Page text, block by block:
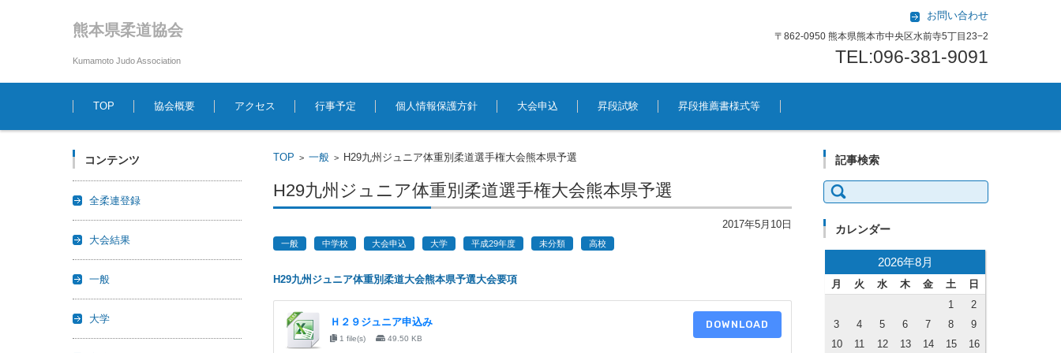
熊本県柔道協会
Kumamoto Judo Association
お問い合わせ
〒862-0950 熊本県熊本市中央区水前寺5丁目23−2
TEL:096-381-9091
コンテンツに移動
TOP
協会概要 アクセス 行事予定 個人情報保護方針 大会申込 昇段試験 昇段推薦書様式等
TOP >一般 > H29九州ジュニア体重別柔道選手権大会熊本県予選
H29九州ジュニア体重別柔道選手権大会熊本県予選
2017年5月10日
一般 中学校 大会申込 大学 平成29年度 未分類 高校
H29九州ジュニア体重別柔道大会熊本県予選大会要項
Ｈ２９ジュニア申込み
1 file(s) 49.50 KB
DOWNLOAD
コンテンツ
全柔連登録
大会結果
一般
大学
記事検索
検索:
カレンダー
2026年8月
月 火 水 木 金 土
日
1
2
3
4 5 6 7 8
9
10
11 12 13 14 15
16